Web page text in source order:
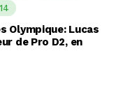
Olympique: Lucas
de Pro D2, en